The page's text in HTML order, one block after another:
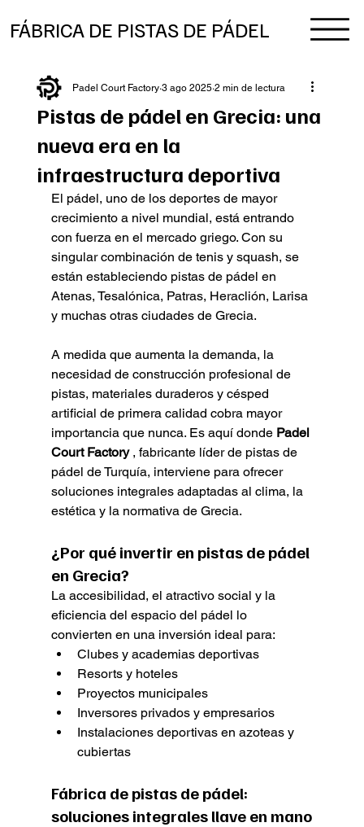
FÁBRICA DE PISTAS DE PÁDEL
Pistas de pádel en Grecia: una
nueva era en la
infraestructura deportiva
Padel Court Factory 3 ago 2025 2 min de lectura
El pádel, uno de los deportes de mayor
crecimiento a nivel mundial, está entrando
con fuerza en el mercado griego. Con su
singular combinación de tenis y squash, se
están estableciendo pistas de pádel en
Atenas, Tesalónica, Patras, Heraclión, Larisa
y muchas otras ciudades de Grecia.
A medida que aumenta la demanda, la
necesidad de construcción profesional de
pistas, materiales duraderos y césped
artificial de primera calidad cobra mayor
importancia que nunca. Es aquí donde Padel
Court Factory , fabricante líder de pistas de
pádel de Turquía, interviene para ofrecer
soluciones integrales adaptadas al clima, la
estética y la normativa de Grecia.
¿Por qué invertir en pistas de pádel
en Grecia?
La accesibilidad, el atractivo social y la
eficiencia del espacio del pádel lo
convierten en una inversión ideal para:
Clubes y academias deportivas
Resorts y hoteles
Proyectos municipales
Inversores privados y empresarios
Instalaciones deportivas en azoteas y
cubiertas
Fábrica de pistas de pádel:
soluciones integrales llave en mano